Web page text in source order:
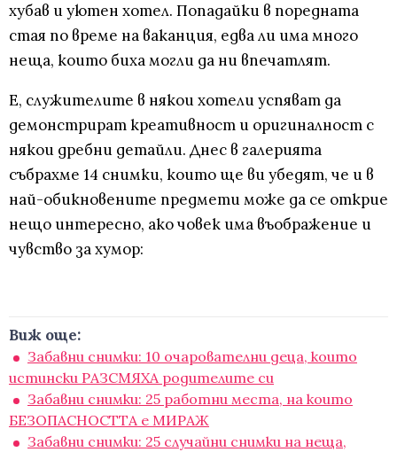
хубав и уютен хотел. Попадайки в поредната
стая по време на ваканция, едва ли има много
неща, които биха могли да ни впечатлят.
Е, служителите в някои хотели успяват да
демонстрират креативност и оригиналност с
някои дребни детайли. Днес в галерията
събрахме 14 снимки, които ще ви убедят, че и в
най-обикновените предмети може да се открие
нещо интересно, ако човек има въображение и
чувство за хумор:
Виж още:
Забавни снимки: 10 очарователни деца, които
истински РАЗСМЯХА родителите си
Забавни снимки: 25 работни места, на които
БЕЗОПАСНОСТТА е МИРАЖ
Забавни снимки: 25 случайни снимки на неща,